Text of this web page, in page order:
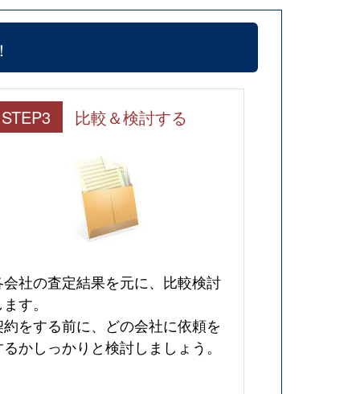
STEP3 比較＆検討する
会社の査定結果を元に、比較検討
す。
約をする前に、どの会社に依頼を
かしっかりと検討しましょう。